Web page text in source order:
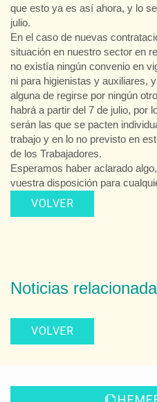
que esto ya es así ahora, y lo
julio.
En el caso de nuevas
situación en nuestro sector en
no existía ningún convenio en
ni para higienistas y auxiliares,
alguna de regirse por ningún
habrá a partir del 7 de julio, por
serán las que se pacten
trabajo y en lo no previsto en
de los Trabajadores.
Esperamos haber aclarado
vuestra disposición para
VOLVER
Noticias
VOLVER